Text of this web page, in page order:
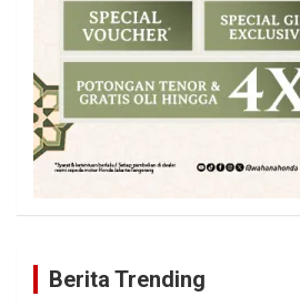
Berita Trending